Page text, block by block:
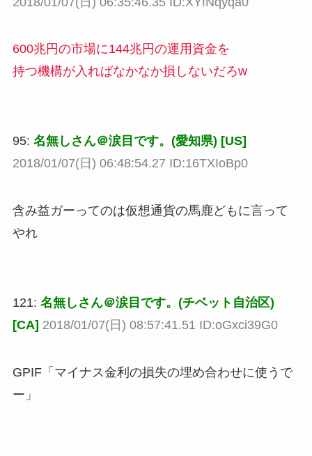
600兆円の市場に144兆円の運用資金を
持つ機構が入ればなかなか損しないだろw
95: 名無しさん＠涙目です。(愛知県) [US]
2018/01/07(日) 06:48:54.27 ID:16TXIoBp0
含み益ガーってのは仮想通貨の馬鹿どもに言って
やれ
121: 名無しさん＠涙目です。(チベット自治区)
[CA] 2018/01/07(日) 08:57:41.51 ID:oGxci39G0
GPIF「マイナス金利の損失の埋め合わせに使うで
ー」